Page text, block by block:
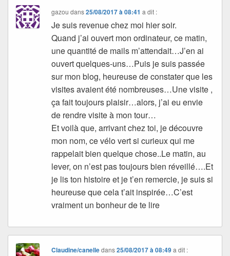
gazou dans25/08/2017 à 08:41 a dit :
Je suis revenue chez moi hier soir.
Quand j’ai ouvert mon ordinateur, ce matin,
une quantité de mails m’attendait…J’en ai
ouvert quelques-uns…Puis je suis passée
sur mon blog, heureuse de constater que les
visites avaient été nombreuses…Une visite ,
ça fait toujours plaisir…alors, j’ai eu envie
de rendre visite à mon tour…
Et voilà que, arrivant chez toi, je découvre
mon nom, ce vélo vert si curieux qui me
rappelait bien quelque chose..Le matin, au
lever, on n’est pas toujours bien réveillé….Et
je lis ton histoire et je t’en remercie, je suis si
heureuse que cela t’ait inspirée…C’est
vraiment un bonheur de te lire
Claudine/canelledans25/08/2017 à 08:49 a dit :